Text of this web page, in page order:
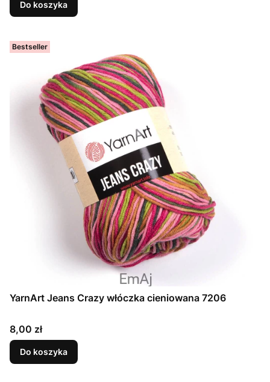
Do koszyka
Bestseller
YarnArt Jeans Crazy włóczka cieniowana 7206
Cena
8,00 zł
Do koszyka